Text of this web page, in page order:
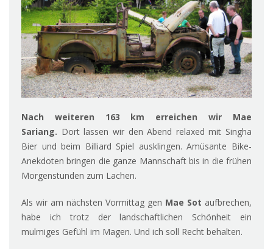
Nach weiteren 163 km erreichen wir Mae
Sariang. Dort lassen wir den Abend relaxed mit Singha
Bier und beim Billiard Spiel ausklingen. Amüsante Bike-
Anekdoten bringen die ganze Mannschaft bis in die frühen
Morgenstunden zum Lachen.
Als wir am nächsten Vormittag gen Mae Sot aufbrechen,
habe ich trotz der landschaftlichen Schönheit ein
mulmiges Gefühl im Magen. Und ich soll Recht behalten.